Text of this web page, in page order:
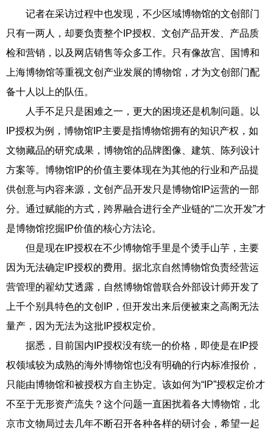
记者在采访过程中也发现，不少区域博物馆的文创部门
只有一两人，却要负责整个IP授权、文创产品开发、产品质
检和营销，以及网店销售等众多工作。只有像故宫、国博和
上海博物馆等重视文创产业发展的博物馆，才为文创部门配
备十人以上的队伍。
人手不足只是困难之一，更大的困境还是机制问题。以
IP授权为例，博物馆IP主要是指博物馆拥有的知识产权，如
文物藏品的研究成果，博物馆的品牌图像、建筑、陈列设计
方案等。博物馆IP的价值主要体现在为其他的行业和产品提
供创意与内容来源，文创产品开发只是博物馆IP运营的一部
分。通过赋能的方式，跨界融合进行全产业链的“二次开发”才
是博物馆挖掘IP价值的核心方法论。
但是现在IP授权在不少博物馆手里是个烫手山芋，主要
因为无法确定IP授权的费用。据北京自然博物馆负责经营运
营管理的翟幼艾透露，自然博物馆曾联合外部设计师开发了
上千个别具特色的文创IP，但开发出来后便被束之高阁无法
量产，因为无法为这批IP授权定价。
据悉，目前国内IP授权没有统一的价格，即使是在IP授
权领域较为成熟的海外博物馆也没有明确的行内标准报价，
只能由博物馆和被授权方自主协定。该如何为“IP”授权定价才
不至于无形资产流失？这个问题一直困扰着各大博物馆，北
京市文物局过去几年不断召开各种各样的研讨会，希望一起